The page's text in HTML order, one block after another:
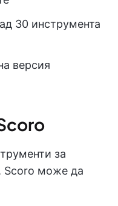
30 инструмента
версия
за
Scoro може да